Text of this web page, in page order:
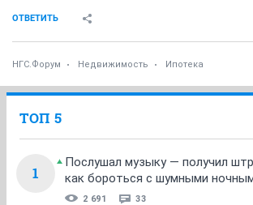
ОТВЕТИТЬ
НГС.Форум Недвижимость Ипотека
ТОП 5
1
Послушал музыку — получил
как бороться с шумными
2 691 33